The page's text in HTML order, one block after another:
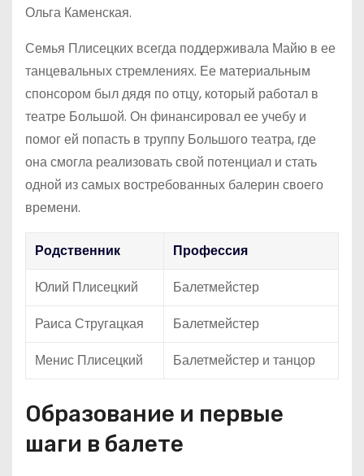
Ольга Каменская.
Семья Плисецких всегда поддерживала Майю в ее
танцевальных стремлениях. Ее материальным
спонсором был дядя по отцу, который работал в
театре Большой. Он финансировал ее учебу и
помог ей попасть в труппу Большого театра, где
она смогла реализовать свой потенциал и стать
одной из самых востребованных балерин своего
времени.
Родственник
Профессия
Юлий Плисецкий
Балетмейстер
Раиса Стругацкая
Балетмейстер
Менис Плисецкий
Балетмейстер и танцор
Образование и первые
шаги в балете